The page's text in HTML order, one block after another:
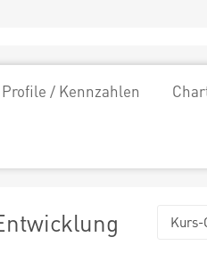
Profile / Kennzahlen
Kurs-